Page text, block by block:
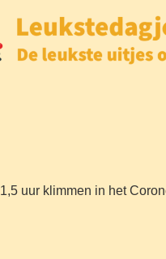
1,5 uur klimmen in het